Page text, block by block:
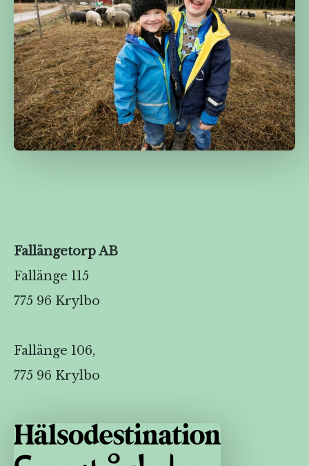
Fallängetorp AB
Fallänge 115
775 96 Krylbo
Fallänge 106,
775 96 Krylbo